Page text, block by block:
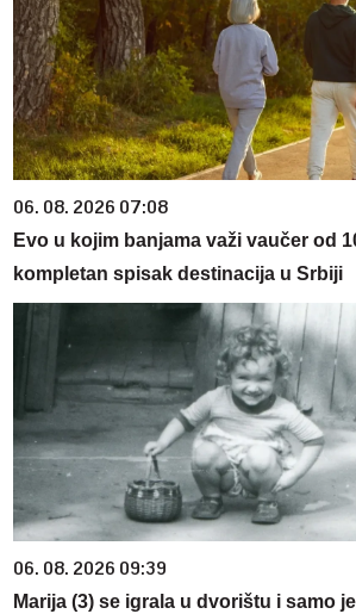
06. 08. 2026 07:08
Evo u kojim banjama važi vaučer od
kompletan spisak destinacija u Srbiji
06. 08. 2026 09:39
Marija (3) se igrala u dvorištu i samo